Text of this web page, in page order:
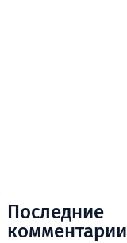
Последние
комментарии